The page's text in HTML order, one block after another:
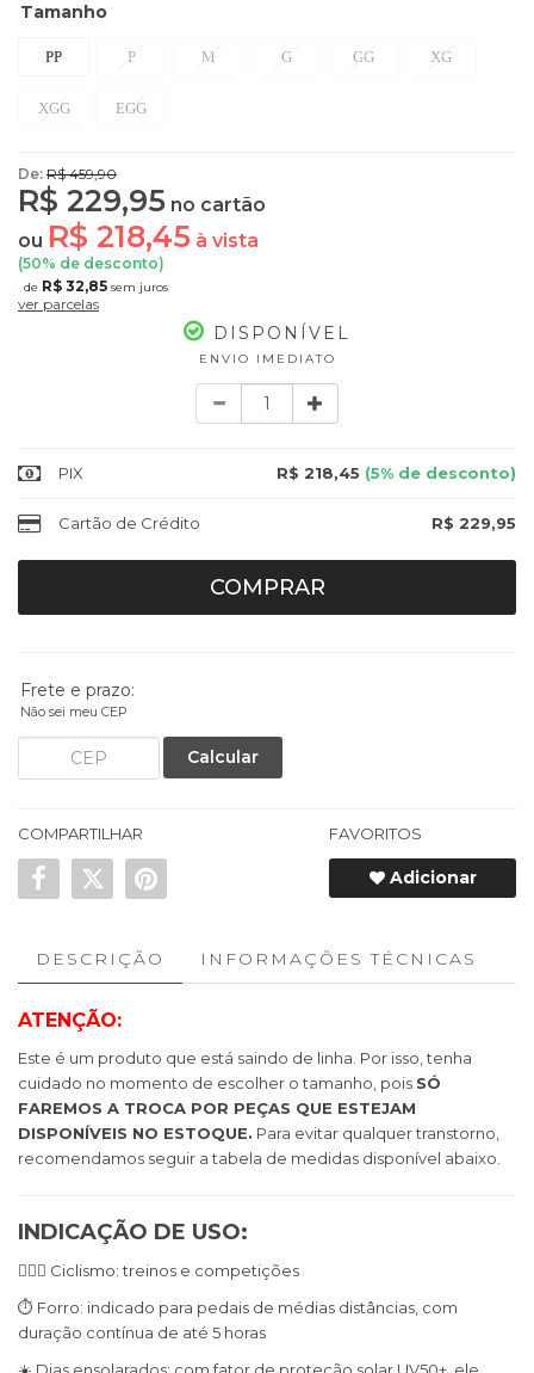
Tamanho
PP P M G GG XG
XGG EGG
De: R$ 459,90
R$ 229,95 no cartão
ou R$ 218,45 à vista
(50% de desconto)
de R$ 32,85 sem juros
ver parcelas
DISPONÍVEL
ENVIO IMEDIATO
PIX R$ 218,45 (5% de desconto)
Cartão de Crédito R$ 229,95
COMPRAR
Frete e prazo:
Não sei meu CEP
Calcular
COMPARTILHAR FAVORITOS
Adicionar
DESCRIÇÃO INFORMAÇÕES TÉCNICAS
ATENÇÃO:
Este é um produto que está saindo de linha. Por isso, tenha
cuidado no momento de escolher o tamanho, pois SÓ
FAREMOS A TROCA POR PEÇAS QUE ESTEJAM
DISPONÍVEIS NO ESTOQUE. Para evitar qualquer transtorno,
recomendamos seguir a tabela de medidas disponível abaixo.
INDICAÇÃO DE USO:
🚴🏼‍♀️ Ciclismo: treinos e competições
⏱️ Forro: indicado para pedais de médias distâncias, com
duração contínua de até 5 horas